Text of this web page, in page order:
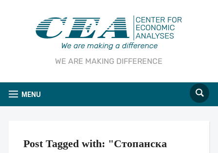
WE ARE MAKING DIFFERENCE
MENU
Post Tagged with: "Стопанска